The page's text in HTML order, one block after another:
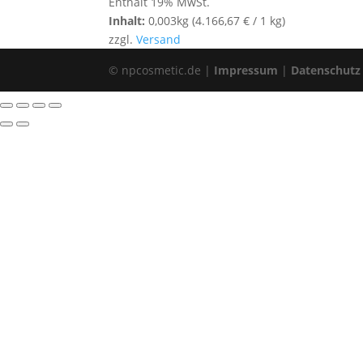
Inhalt: 0,003kg (4.166,67€ / 1 kg)
zzgl.Versand
© npcosmetic.de | Impressum | Datenschutz